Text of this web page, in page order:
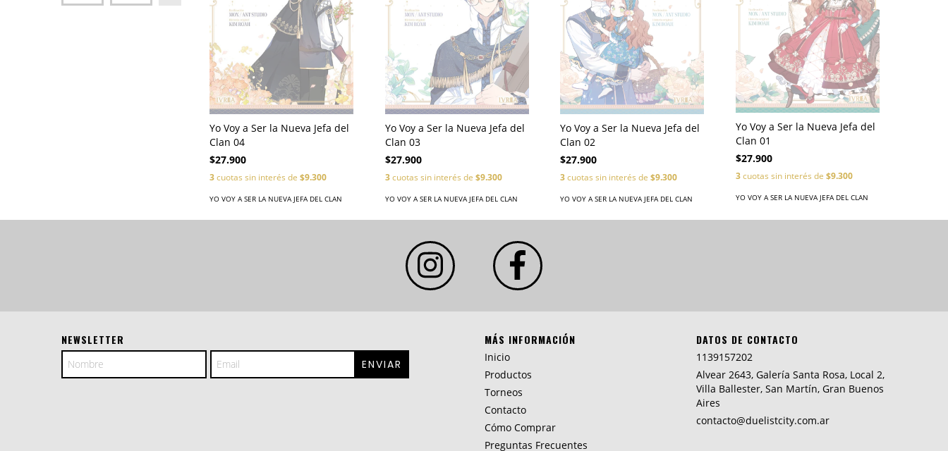
Yo Voy a Ser la Nueva Jefa del
Clan 04
$27.900
3cuotas sin interés de $9.300
YO VOY A SER LA NUEVA JEFA DEL CLAN
Yo Voy a Ser la Nueva Jefa del
Clan 03
$27.900
3cuotas sin interés de $9.300
YO VOY A SER LA NUEVA JEFA DEL CLAN
Yo Voy a Ser la Nueva Jefa del
Clan 02
$27.900
3cuotas sin interés de$9.300
YO VOY A SER LA NUEVA JEFA DEL CLAN
Yo Voy a Ser la Nueva Jefa del
Clan 01
$27.900
3cuotas sin interés de$9.300
YO VOY A SER LA NUEVA JEFA DEL CLAN
NEWSLETTER MÁS INFORMACIÓN
Inicio
Productos
Torneos
Contacto
Cómo Comprar
Preguntas Frecuentes
DATOS DE CONTACTO
1139157202
Alvear 2643, Galería Santa Rosa, Local 2,
Villa Ballester, San Martín, Gran Buenos
Aires
contacto@duelistcity.com.ar